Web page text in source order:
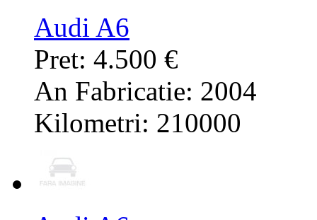
Audi A6
Pret: 4.500 €
An Fabricatie: 2004
Kilometri: 210000